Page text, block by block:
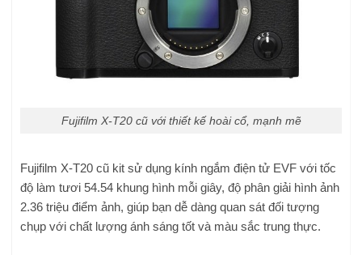
Fujifilm X-T20 cũ với thiết kế hoài cổ, mạnh mẽ
Fujifilm X-T20 cũ kit sử dụng kính ngắm điện tử EVF với tốc
độ làm tươi 54.54 khung hình mỗi giây, độ phân giải hình ảnh
2.36 triệu điểm ảnh, giúp bạn dễ dàng quan sát đối tượng
chụp với chất lượng ánh sáng tốt và màu sắc trung thực.